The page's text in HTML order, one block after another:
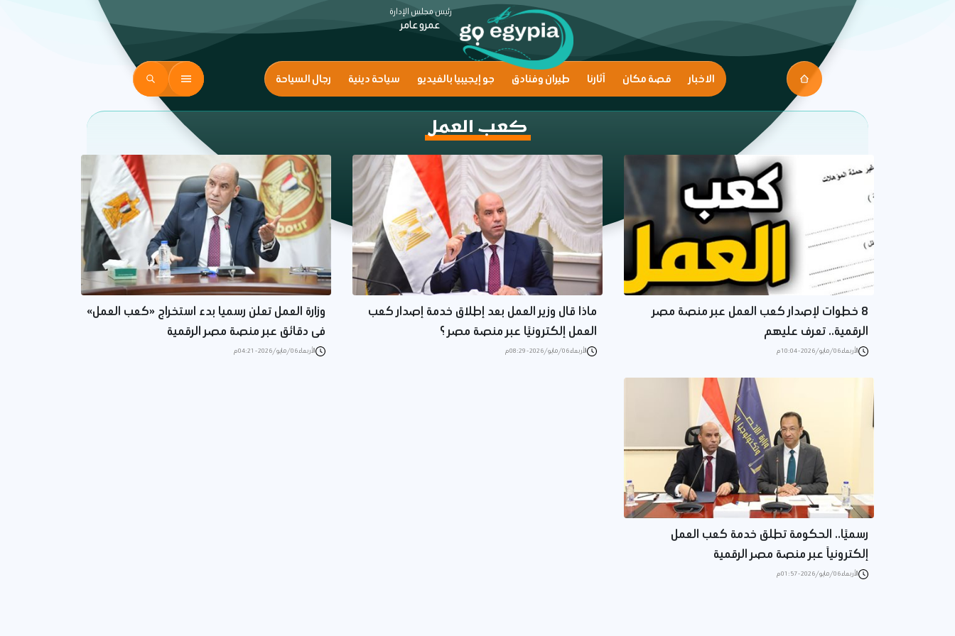
رئيس مجلس الإدارة
عمرو عامر
الاخبار قصة مكان آثارنا طيران وفنادق جو إيجيبيا بالفيديو سياحة دينية رجال السياحة
كعب العمل
8 خطوات لإصدار كعب العمل عبر منصة مصر
الرقمية.. تعرف عليهم
الأربعاء 06/مايو/2026 - 10:04 م
ماذا قال وزير العمل بعد إطلاق خدمة إصدار كعب
العمل إلكترونيًا عبر منصة مصر ؟
الأربعاء 06/مايو/2026 - 08:29 م
وزارة العمل تعلن رسميا بدء استخراج «كعب العمل»
فى دقائق عبر منصة مصر الرقمية
الأربعاء 06/مايو/2026 - 04:21 م
رسميًا.. الحكومة تطلق خدمة كعب العمل
إلكترونياً عبر منصة مصر الرقمية
الأربعاء 06/مايو/2026 - 01:57 م